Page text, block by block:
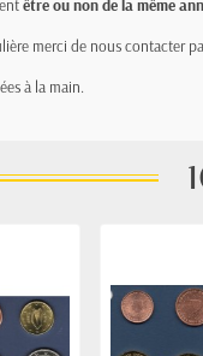
être ou non de la même
merci de nous contacter
à la main.